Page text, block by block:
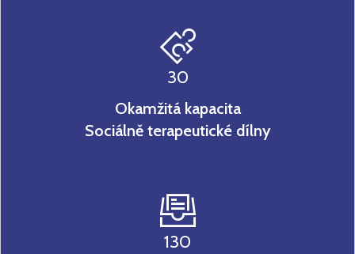
30
Okamžitá kapacita
Sociálně terapeutické dílny
130